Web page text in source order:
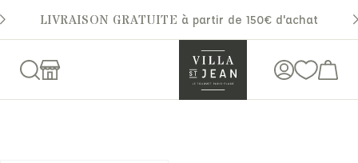
LIVRAISON GRATUITE à partir de 150€ d'achat